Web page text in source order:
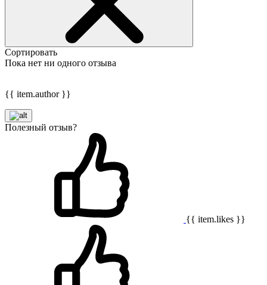
Сортировать
Пока нет ни одного отзыва
{{ item.author }}
Полезный отзыв?
{{ item.likes }}